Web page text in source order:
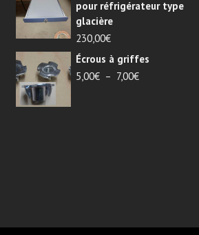
pour réfrigérateur type
glacière
230,00€
Écrous à griffes
5,00€ – 7,00€Plage